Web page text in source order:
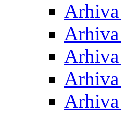
Arhiva
Arhiva
Arhiva
Arhiva
Arhiva